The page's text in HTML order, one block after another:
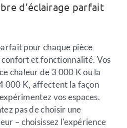
d’éclairage parfait
pour chaque pièce
et fonctionnalité. Vos
chaleur de 3 000 K ou la
000 K, affectent la façon
vos espaces.
pas de choisir une
– choisissez l'expérience